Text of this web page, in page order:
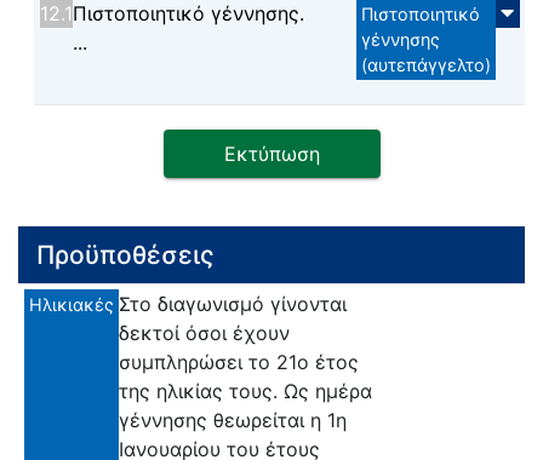
12.1Πιστοποιητικό γέννησης.
...
Πιστοποιητικό
γέννησης
(αυτεπάγγελτο)
Εκτύπωση
Προϋποθέσεις
Ηλικιακές Στο διαγωνισμό γίνονται
δεκτοί όσοι έχουν
συμπληρώσει το 21ο έτος
της ηλικίας τους. Ως ημέρα
γέννησης θεωρείται η 1η
Ιανουαρίου του έτους